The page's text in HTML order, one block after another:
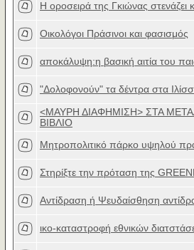
Η οροσειρά της Γκιώνας στενάζει
Οικολόγοι Πράσινοι και φασισμός
αποκάλυψη:η βασική αιτία του
"Δολοφονούν" τα δέντρα στα
<ΜΑΥΡΗ ΔΙΑΦΗΜΙΣΗ> ΣΤΑ
ΒΙΒΛΙΟ
Μητροπολιτικό πάρκο υψηλού
Στηρίξτε την πρόταση της
Αντίδραση ή Ψευδαίσθηση
ικο-καταστροφή εθνικών